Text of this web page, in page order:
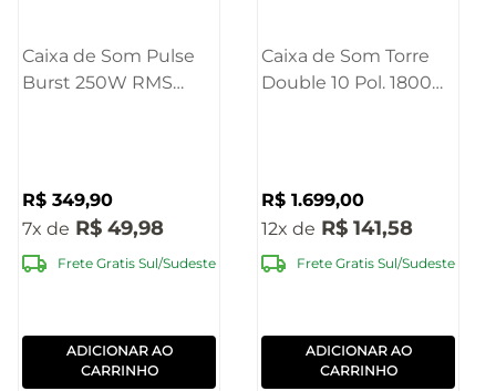
Caixa de Som Pulse
Burst 250W RMS
R$ 349,90
7
R$ 49,98
Frete Gratis Sul/Sudeste
ADICIONAR AO
CARRINHO
Caixa de Som Torre
Double 10 Pol. 1800W
R$ 1.699,00
12
R$ 141,58
Frete Gratis Sul/Sudeste
ADICIONAR AO
CARRINHO